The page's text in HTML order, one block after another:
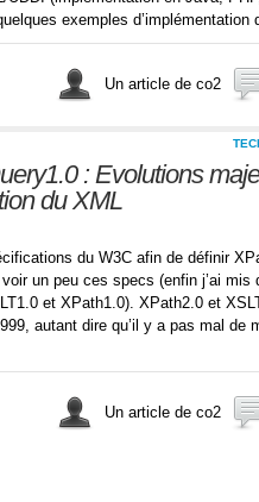
exemples
Un article de co2
: Evolutions
du XML
du W3C afin de définir
un peu ces specs (enfin j’ai mis
et XPath1.0). XPath2.0 et
autant dire qu’il y a pas mal de
Un article de co2